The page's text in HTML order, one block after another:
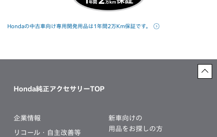
Hondaの中古車向け専用開発用品は1年間2万Km保証です。
Honda純正アクセサリーTOP
企業情報
リコール・自主改善等
新車向けの
用品をお探しの方